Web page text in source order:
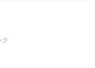
ク